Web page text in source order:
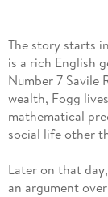
The story starts
is a rich English
Number 7 Savile
wealth, Fogg
mathematical
social life other
Later on that
an argument